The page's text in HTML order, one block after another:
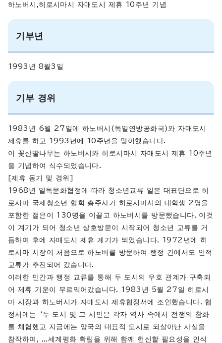
하노버시,히로시마시 자매도시 제휴 10주년 기념
기부년
1993년 8월3일
기부 경위
1983년 6월 27일에 하노버시(독일연방공화국)와 자매도시
제휴를 하고 1993년에 10주년을 맞이했습니다.
이 꽃산딸나무는 하노버시와 히로시마시 자매도시 제휴 10주년
을 기념하여 식수되었습니다.
[제휴 동기 및 경위]
1968년 일독문화협정에 따라 청소년교류 일본 대표단으로 히
로시마 국제청소년 협회 총주사가 히로시마시의 대학생 2명을
포함한 젊은이 130명을 이끌고 하노버시를 방문했습니다. 이것
이 계기가 되어 청소년 상호방문이 시작되어 청소년 교류를 거
듭하여 후에 자매도시 제휴 계기가 되었습니다. 1972년에 히
로시마 시장이 처음으로 하노버를 방문하여 행정 간에서도 인적
교류가 추진되어 갔습니다.
이러한 민간과 행정 교류를 통해 두 도시의 우호 관계가 구축되
어 제휴 기운이 무르익어갔습니다. 1983년 5월 27일 히로시
마 시장과 하노버시가 자매도시 제휴협정서에 조인했습니다. 협
정서에는 ‘두 도시 및 그 시민은 각자 역사 속에서 전쟁의 참화
를 체험했고 지금에는 양국의 대표적 도시로 되살아난 사실을
참작하여, ...세계평화 확립을 위해 함께 헌신할 필요성을 인식